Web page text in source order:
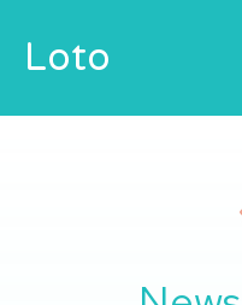
Loto